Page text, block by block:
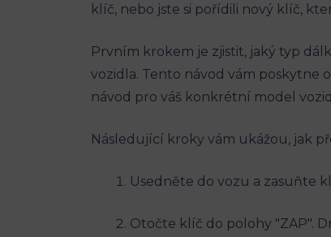
klíč, nebo jste si pořídili nový klíč,
Prvním krokem je zjistit, jaký typ
vozidla. Tento návod vám poskytne
návod pro váš konkrétní model
Následující kroky vám ukážou, jak
Usedněte do vozu a zasuňte
Otočte klíč do polohy "ZAP".